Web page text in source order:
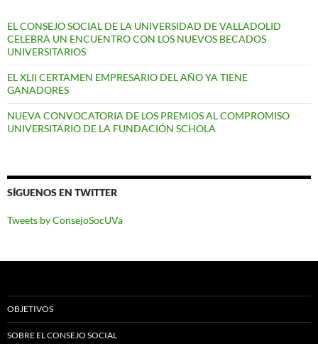
EL CONSEJO SOCIAL DE LA UNIVERSIDAD DE VALLADOLID
CELEBRA UN ENCUENTRO CON LOS NUEVOS BECADOS
UNIVERSITARIOS
EL XLII CERTAMEN EMPRESARIO DEL AÑO YA TIENE
GANADORES
NUEVA CONVOCATORIA DE LOS PREMIOS AL COMPROMISO
UNIVERSITARIO DE LA FUNDACIÓN SCHOLA
SÍGUENOS EN TWITTER
Tweets by ConsejoSocUVa
OBJETIVOS
SOBRE EL CONSEJO SOCIAL